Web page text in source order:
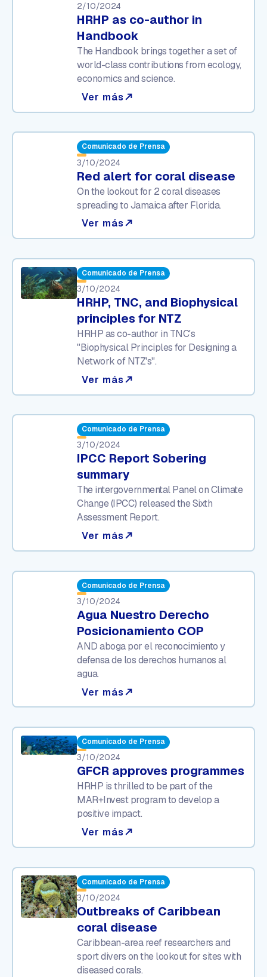
2/10/2024
HRHP as co-author in
Handbook
The Handbook brings together a set of
world-class contributions from ecology,
economics and science.
Ver más north_east
Comunicado de Prensa
3/10/2024
Red alert for coral disease
On the lookout for 2 coral diseases
spreading to Jamaica after Florida.
Ver más north_east
Comunicado de Prensa
3/10/2024
HRHP, TNC, and Biophysical
principles for NTZ
HRHP as co-author in TNC's
"Biophysical Principles for Designing a
Network of NTZ's".
Ver más north_east
Comunicado de Prensa
3/10/2024
IPCC Report Sobering
summary
The intergovernmental Panel on Climate
Change (IPCC) released the Sixth
Assessment Report.
Ver más north_east
Comunicado de Prensa
3/10/2024
Agua Nuestro Derecho
Posicionamiento COP
AND aboga por el reconocimiento y
defensa de los derechos humanos al
agua.
Ver más north_east
Comunicado de Prensa
3/10/2024
GFCR approves programmes
HRHP is thrilled to be part of the
MAR+Invest program to develop a
positive impact.
Ver más north_east
Comunicado de Prensa
3/10/2024
Outbreaks of Caribbean
coral disease
Caribbean-area reef researchers and
sport divers on the lookout for sites with
diseased corals.